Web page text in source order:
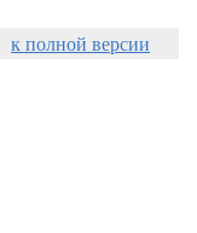
к полной версии